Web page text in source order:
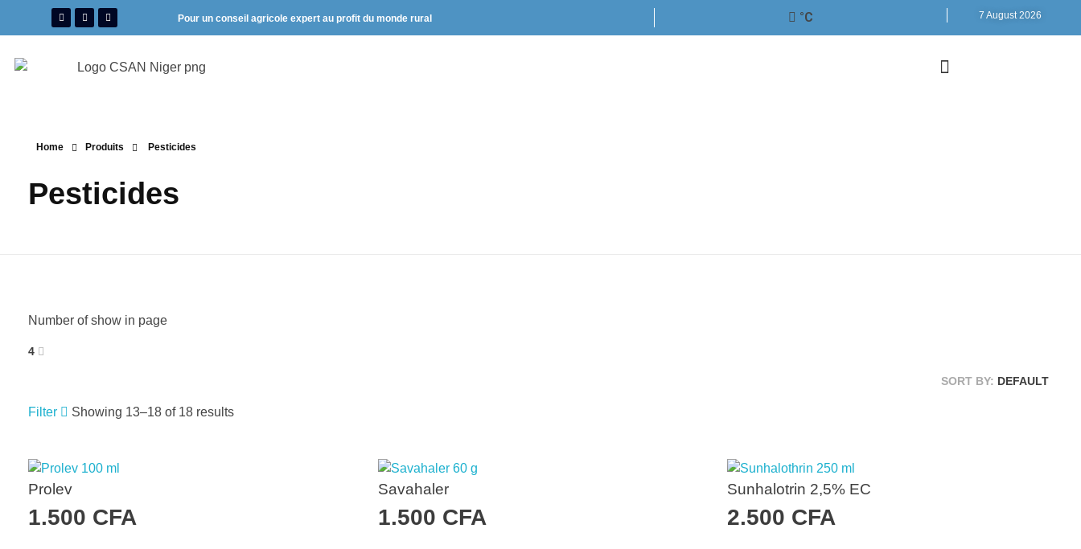
Pour un conseil agricole expert au profit du monde rural °C 7 August 2026
Home Produits Pesticides
Pesticides
Number of show in page
4
SORT BY: DEFAULT
Filter Showing 13–18 of 18 results
RECHERCHER UN PRODUIT
Prolev
1.500 CFA
Savahaler
1.500 CFA
Sunhalotrin 2,5% EC
2.500 CFA